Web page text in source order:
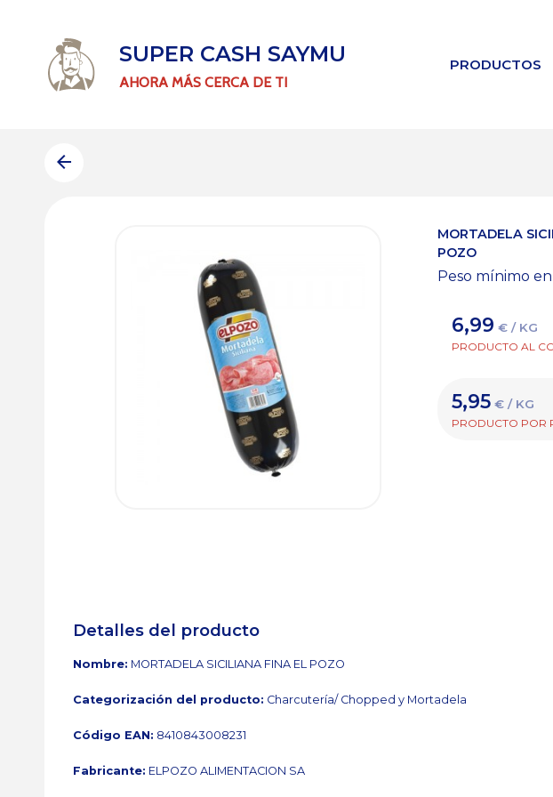
SUPER CASH SAYMU
AHORA MÁS CERCA DE TI
PRODUCTOS
MORTADELA
POZO
Peso mínimo
6,99 € / KG
PRODUCTO AL
5,95 € / KG
PRODUCTO POR
Detalles del producto
Nombre: MORTADELA SICILIANA FINA EL POZO
Categorización del producto: Charcutería/ Chopped y Mortadela
Código EAN: 8410843008231
Fabricante: ELPOZO ALIMENTACION SA